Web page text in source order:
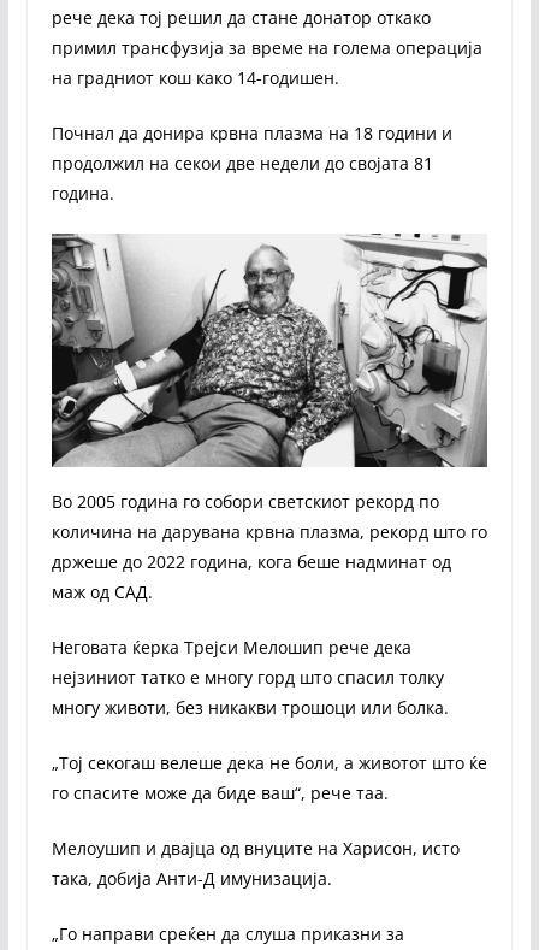
рече дека тој решил да стане донатор откако
примил трансфузија за време на голема операција
на градниот кош како 14-годишен.
Почнал да донира крвна плазма на 18 години и
продолжил на секои две недели до својата 81
година.
Во 2005 година го собори светскиот рекорд по
количина на дарувана крвна плазма, рекорд што го
држеше до 2022 година, кога беше надминат од
маж од САД.
Неговата ќерка Трејси Мелошип рече дека
нејзиниот татко е многу горд што спасил толку
многу животи, без никакви трошоци или болка.
„Тој секогаш велеше дека не боли, а животот што ќе
го спасите може да биде ваш“, рече таа.
Мелоушип и двајца од внуците на Харисон, исто
така, добија Анти-Д имунизација.
„Го направи среќен да слуша приказни за